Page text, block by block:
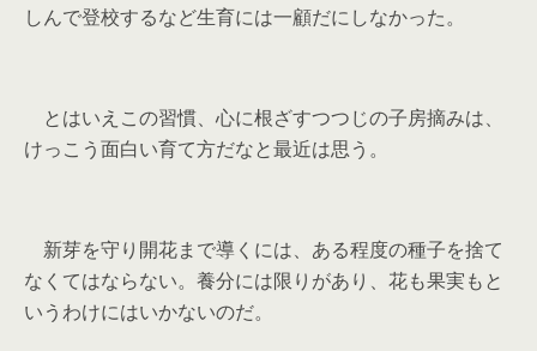
しんで登校するなど生育には一顧だにしなかった。
とはいえこの習慣、心に根ざすつつじの子房摘みは、
けっこう面白い育て方だなと最近は思う。
新芽を守り開花まで導くには、ある程度の種子を捨て
なくてはならない。養分には限りがあり、花も果実もと
いうわけにはいかないのだ。